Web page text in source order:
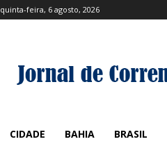
quinta-feira, 6 agosto, 2026
CIDADE BAHIA BRASIL